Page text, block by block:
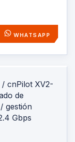
WHATSAPP